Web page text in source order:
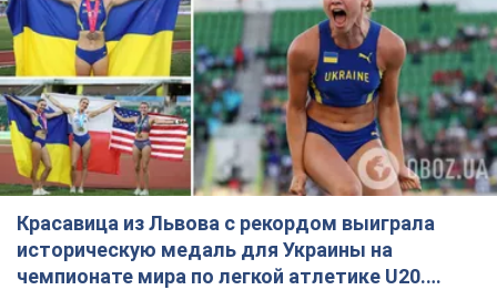
Красавица из Львова с рекордом выиграла
историческую медаль для Украины на
чемпионате мира по легкой атлетике U20.